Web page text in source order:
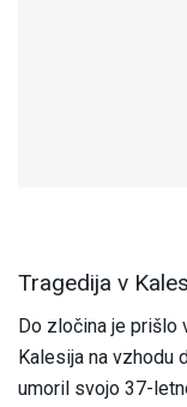
Tragedija v
Do zločina je prišlo
Kalesija na vzhodu
umoril svojo 37-